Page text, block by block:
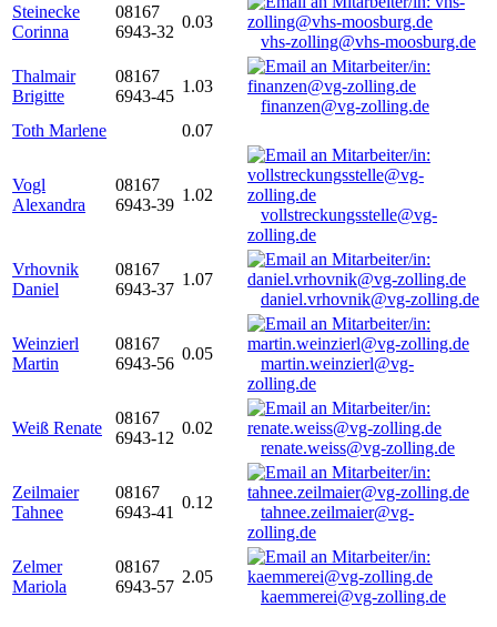
Steinecke
Corinna
08167
6943-32
0.03
vhs-zolling@vhs-moosburg.de
Thalmair
Brigitte
08167
6943-45
1.03
finanzen@vg-zolling.de
Toth Marlene
0.07
Vogl
Alexandra
08167
6943-39
1.02
vollstreckungsstelle@vg-
zolling.de
Vrhovnik
Daniel
08167
6943-37
1.07
daniel.vrhovnik@vg-zolling.de
Weinzierl
Martin
08167
6943-56
0.05
martin.weinzierl@vg-
zolling.de
Weiß Renate
08167
6943-12
0.02
renate.weiss@vg-zolling.de
Zeilmaier
Tahnee
08167
6943-41
0.12
tahnee.zeilmaier@vg-
zolling.de
Zelmer
Mariola
08167
6943-57
2.05
kaemmerei@vg-zolling.de